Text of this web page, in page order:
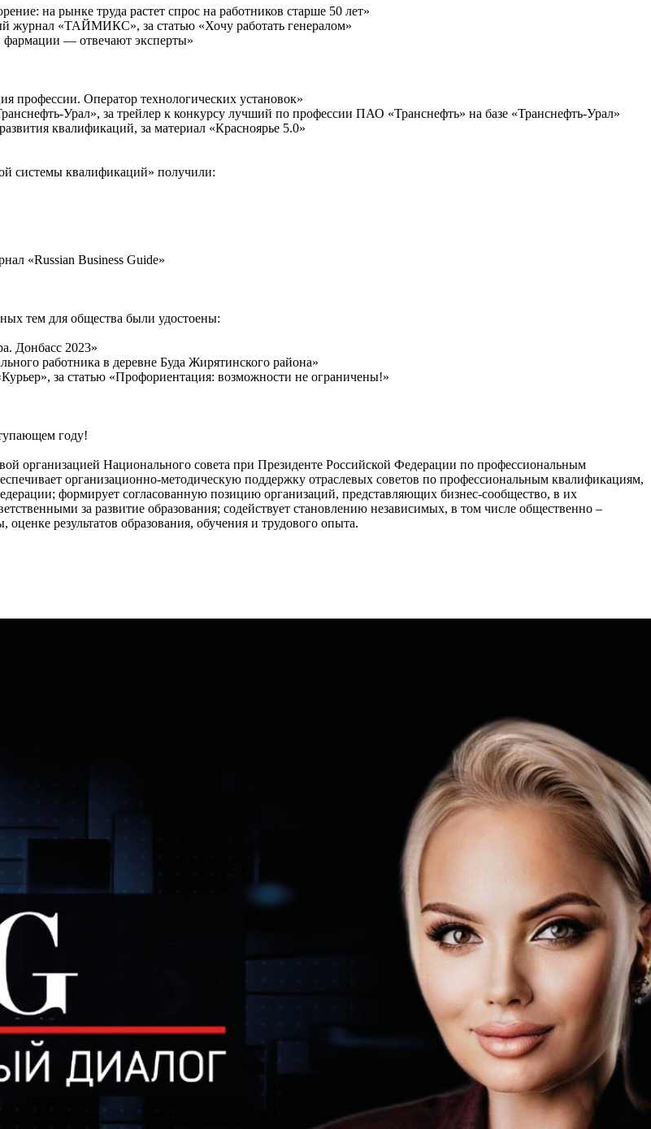
на рынке труда растет спрос на работников старше 50 лет»
журнал «ТАЙМИКС», за статью «Хочу работать генералом»
фармации — отвечают эксперты»
профессии. Оператор технологических установок»
Урал», за трейлер к конкурсу лучший по профессии ПАО «Транснефть» на базе «Транснефть-Урал»
квалификаций, за материал «Красноярье 5.0»
системы квалификаций» получили:
«Russian Business Guide»
тем для общества были удостоены:
Донбасс 2023»
работника в деревне Буда Жирятинского района»
за статью «Профориентация: возможности не ограничены!»
году!
организацией Национального совета при Президенте Российской Федерации по профессиональным
организационно-методическую поддержку отраслевых советов по профессиональным квалификациям,
формирует согласованную позицию организаций, представляющих бизнес-сообщество, в их
за развитие образования; содействует становлению независимых, в том числе общественно –
результатов образования, обучения и трудового опыта.